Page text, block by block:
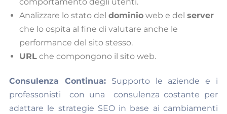
Analizzare lo stato del dominio web e del server
che lo ospita al fine di valutare anche le
performance del sito stesso.
URL che compongono il sito web.
Consulenza Continua:Supporto le aziende e i
professonisti con una consulenza costante per
adattare le strategie SEO in base ai cambiamenti